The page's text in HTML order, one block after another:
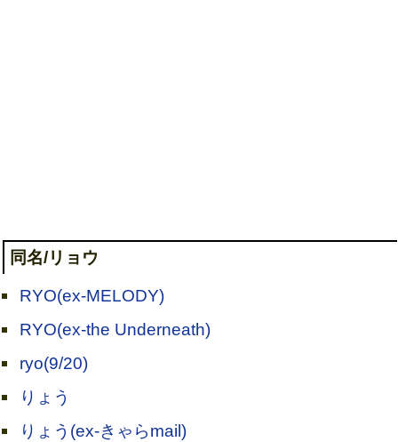
同名/リョウ
RYO(ex-MELODY)
RYO(ex-the Underneath)
ryo(9/20)
りょう
りょう(ex-きゃらmail)